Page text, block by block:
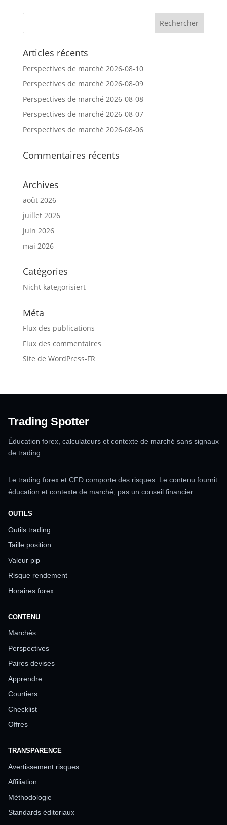
Articles récents
Perspectives de marché 2026-08-10
Perspectives de marché 2026-08-09
Perspectives de marché 2026-08-08
Perspectives de marché 2026-08-07
Perspectives de marché 2026-08-06
Commentaires récents
Archives
août 2026
juillet 2026
juin 2026
mai 2026
Catégories
Nicht kategorisiert
Méta
Flux des publications
Flux des commentaires
Site de WordPress-FR
Trading Spotter
Éducation forex, calculateurs et contexte de marché sans signaux
de trading.
Le trading forex et CFD comporte des risques. Le contenu fournit
éducation et contexte de marché, pas un conseil financier.
OUTILS
Outils trading
Taille position
Valeur pip
Risque rendement
Horaires forex
CONTENU
Marchés
Perspectives
Paires devises
Apprendre
Courtiers
Checklist
Offres
TRANSPARENCE
Avertissement risques
Affiliation
Méthodologie
Standards éditoriaux